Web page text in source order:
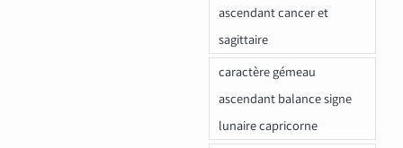
ascendant cancer et
sagittaire
caractère gémeau
ascendant balance signe
lunaire capricorne